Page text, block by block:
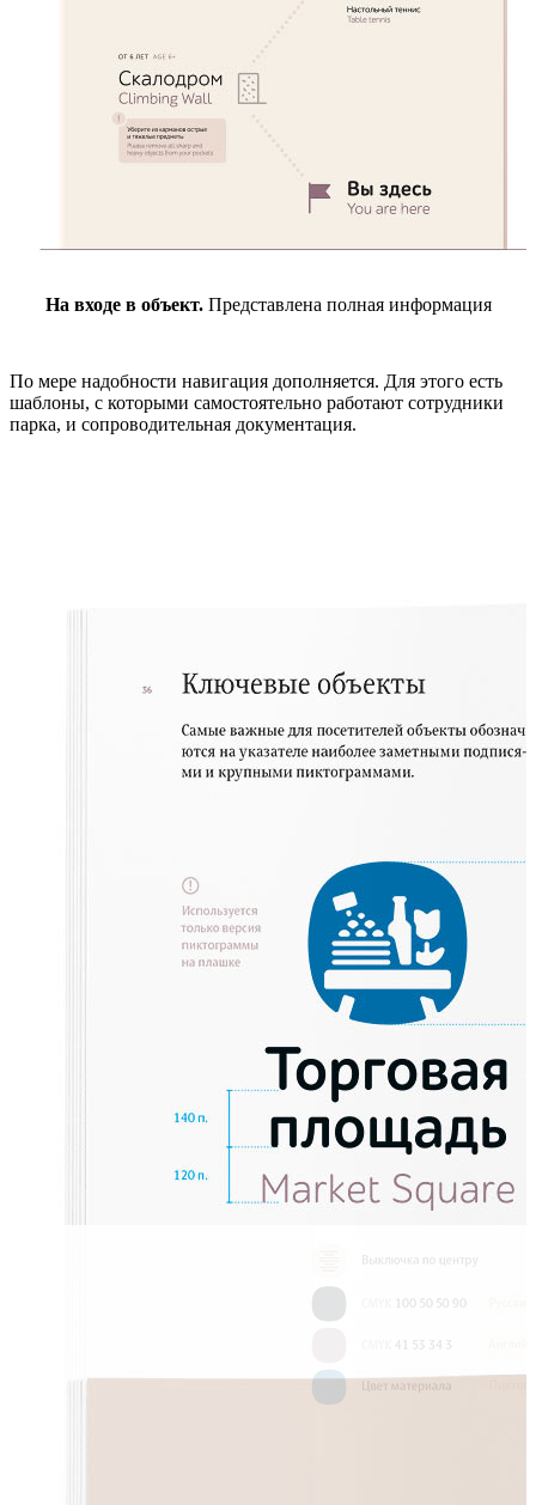
На входе в объект. Представлена полная информация
По мере надобности навигация дополняется. Для этого есть
шаблоны, с которыми самостоятельно работают сотрудники
парка, и сопроводительная документация.